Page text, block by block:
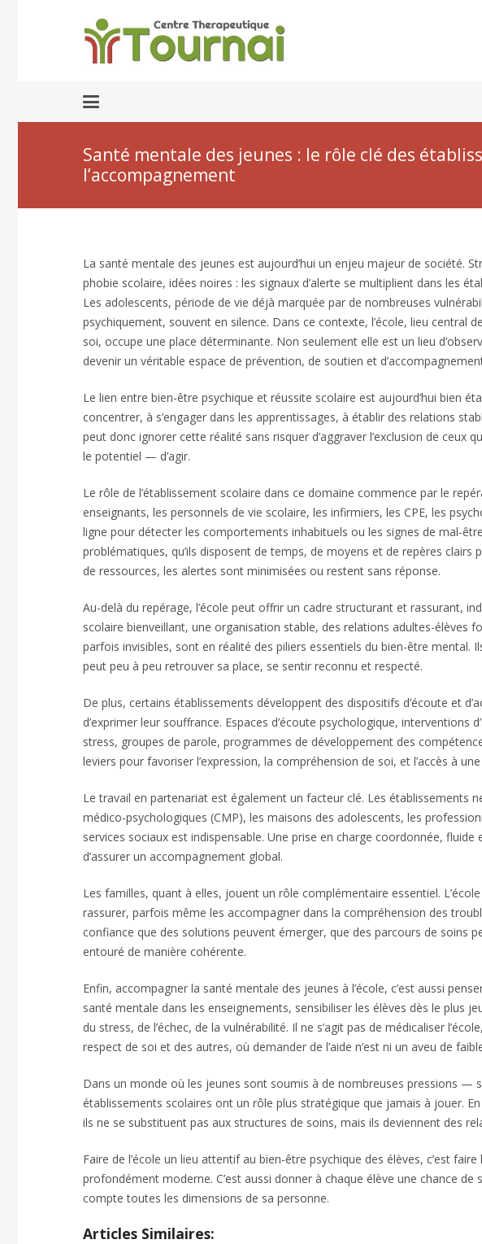
Santé mentale des jeunes : le rôle clé des
l’accompagnement
La santé mentale des jeunes est aujourd’hui un enjeu majeur de société.
phobie scolaire, idées noires : les signaux d’alerte se multiplient dans les
Les adolescents, période de vie déjà marquée par de nombreuses
psychiquement, souvent en silence. Dans ce contexte, l’école, lieu central
soi, occupe une place déterminante. Non seulement elle est un lieu
devenir un véritable espace de prévention, de soutien et
Le lien entre bien-être psychique et réussite scolaire est aujourd’hui bien
concentrer, à s’engager dans les apprentissages, à établir des relations
peut donc ignorer cette réalité sans risquer d’aggraver l’exclusion de ceux
le potentiel — d’agir.
Le rôle de l’établissement scolaire dans ce domaine commence par le
enseignants, les personnels de vie scolaire, les infirmiers, les CPE, les
ligne pour détecter les comportements inhabituels ou les signes de mal-
problématiques, qu’ils disposent de temps, de moyens et de repères
de ressources, les alertes sont minimisées ou restent sans réponse.
Au-delà du repérage, l’école peut offrir un cadre structurant et rassurant,
scolaire bienveillant, une organisation stable, des relations adultes-élèves
parfois invisibles, sont en réalité des piliers essentiels du bien-être mental.
peut peu à peu retrouver sa place, se sentir reconnu et respecté.
De plus, certains établissements développent des dispositifs d’écoute et
d’exprimer leur souffrance. Espaces d’écoute psychologique, interventions
stress, groupes de parole, programmes de développement des
leviers pour favoriser l’expression, la compréhension de soi, et l’accès à
Le travail en partenariat est également un facteur clé. Les établissements
médico-psychologiques (CMP), les maisons des adolescents, les
services sociaux est indispensable. Une prise en charge coordonnée,
d’assurer un accompagnement global.
Les familles, quant à elles, jouent un rôle complémentaire essentiel.
rassurer, parfois même les accompagner dans la compréhension des
confiance que des solutions peuvent émerger, que des parcours de soins
entouré de manière cohérente.
Enfin, accompagner la santé mentale des jeunes à l’école, c’est aussi
santé mentale dans les enseignements, sensibiliser les élèves dès le plus
du stress, de l’échec, de la vulnérabilité. Il ne s’agit pas de médicaliser
respect de soi et des autres, où demander de l’aide n’est ni un aveu de
Dans un monde où les jeunes sont soumis à de nombreuses pressions —
établissements scolaires ont un rôle plus stratégique que jamais à jouer.
ils ne se substituent pas aux structures de soins, mais ils deviennent des
Faire de l’école un lieu attentif au bien-être psychique des élèves, c’est
profondément moderne. C’est aussi donner à chaque élève une chance
compte toutes les dimensions de sa personne.
Articles Similaires: